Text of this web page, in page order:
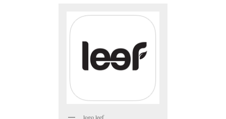
logo leef